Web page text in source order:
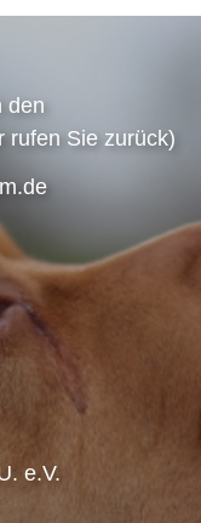
den
rufen Sie zurück)
e.V.